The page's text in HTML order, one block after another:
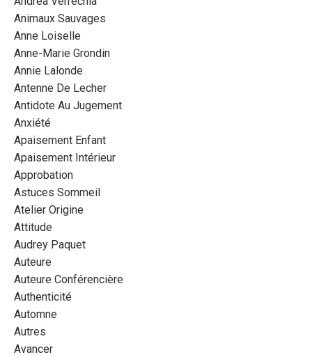
Animaux Sauvages
Anne Loiselle
Anne-Marie Grondin
Annie Lalonde
Antenne De Lecher
Antidote Au Jugement
Anxiété
Apaisement Enfant
Apaisement Intérieur
Approbation
Astuces Sommeil
Atelier Origine
Attitude
Audrey Paquet
Auteure
Auteure Conférencière
Authenticité
Automne
Autres
Avancer